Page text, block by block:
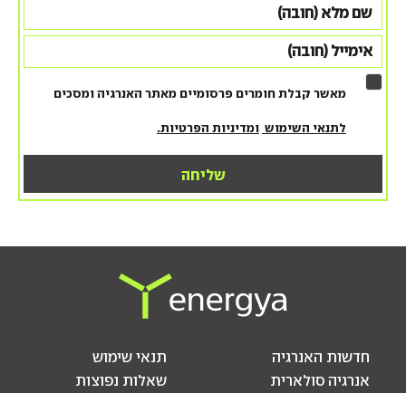
מאשר קבלת חומרים פרסומיים מאתר האנרגיה ומסכים
לתנאי השימוש ומדיניות הפרטיות.
חדשות האנרגיה
אנרגיה סולארית
תנאי שימוש
שאלות נפוצות